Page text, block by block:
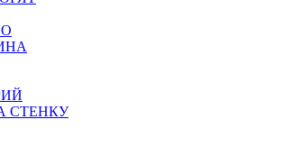
СТЕНКУ